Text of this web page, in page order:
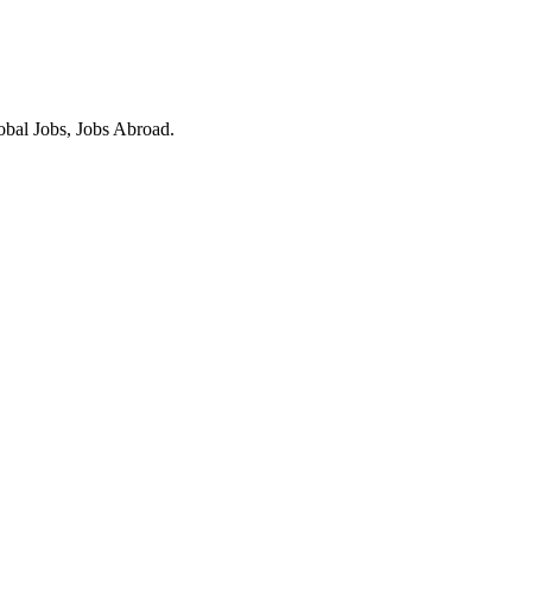
Jobs, Jobs Abroad.